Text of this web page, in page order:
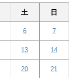
土 日
6 7
13 14
20 21